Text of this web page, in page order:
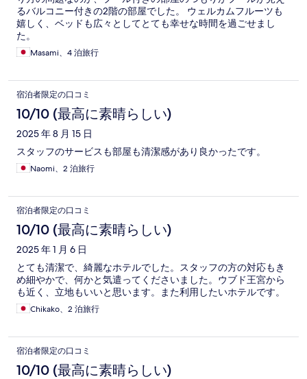
るバルコニー付きの2階の部屋でした。 ウェルカムフルーツも
嬉しく、ベッドも広々としてとても幸せな時間を過ごせまし
た。
Masami、4 泊旅行
宿泊者限定の口コミ
10/10 (最高に素晴らしい)
2025 年 8 月 15 日
スタッフのサービスも部屋も清潔感があり良かったです。
Naomi、2 泊旅行
宿泊者限定の口コミ
10/10 (最高に素晴らしい)
2025 年 1 月 6 日
とても清潔で、綺麗なホテルでした。スタッフの方の対応もき
め細やかで、何かと気遣ってくださいました。ウブド王宮から
も近く、立地もいいと思います。また利用したいホテルです。
Chikako、2 泊旅行
宿泊者限定の口コミ
10/10 (最高に素晴らしい)